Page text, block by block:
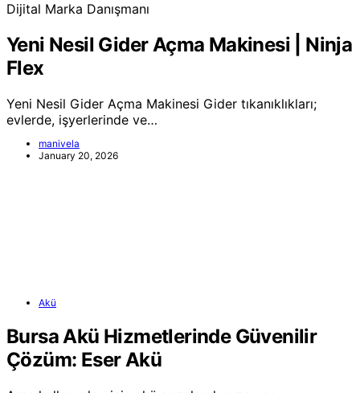
Dijital Marka Danışmanı
Yeni Nesil Gider Açma Makinesi | Ninja
Flex
Yeni Nesil Gider Açma Makinesi Gider tıkanıklıkları;
evlerde, işyerlerinde ve…
manivela
January 20, 2026
Akü
Bursa Akü Hizmetlerinde Güvenilir
Çözüm: Eser Akü